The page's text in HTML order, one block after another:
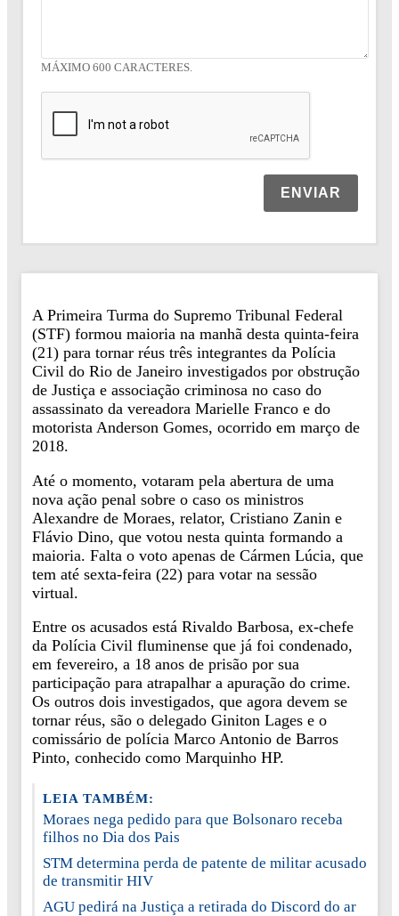
MÁXIMO 600 CARACTERES.
ENVIAR
A Primeira Turma do Supremo Tribunal Federal
(STF) formou maioria na manhã desta quinta-feira
(21) para tornar réus três integrantes da Polícia
Civil do Rio de Janeiro investigados por obstrução
de Justiça e associação criminosa no caso do
assassinato da vereadora Marielle Franco e do
motorista Anderson Gomes, ocorrido em março de
2018.
Até o momento, votaram pela abertura de uma
nova ação penal sobre o caso os ministros
Alexandre de Moraes, relator, Cristiano Zanin e
Flávio Dino, que votou nesta quinta formando a
maioria. Falta o voto apenas de Cármen Lúcia, que
tem até sexta-feira (22) para votar na sessão
virtual.
Entre os acusados está Rivaldo Barbosa, ex-chefe
da Polícia Civil fluminense que já foi condenado,
em fevereiro, a 18 anos de prisão por sua
participação para atrapalhar a apuração do crime.
Os outros dois investigados, que agora devem se
tornar réus, são o delegado Giniton Lages e o
comissário de polícia Marco Antonio de Barros
Pinto, conhecido como Marquinho HP.
LEIA TAMBÉM:
Moraes nega pedido para que Bolsonaro receba
filhos no Dia dos Pais
STM determina perda de patente de militar acusado
de transmitir HIV
AGU pedirá na Justiça a retirada do Discord do ar